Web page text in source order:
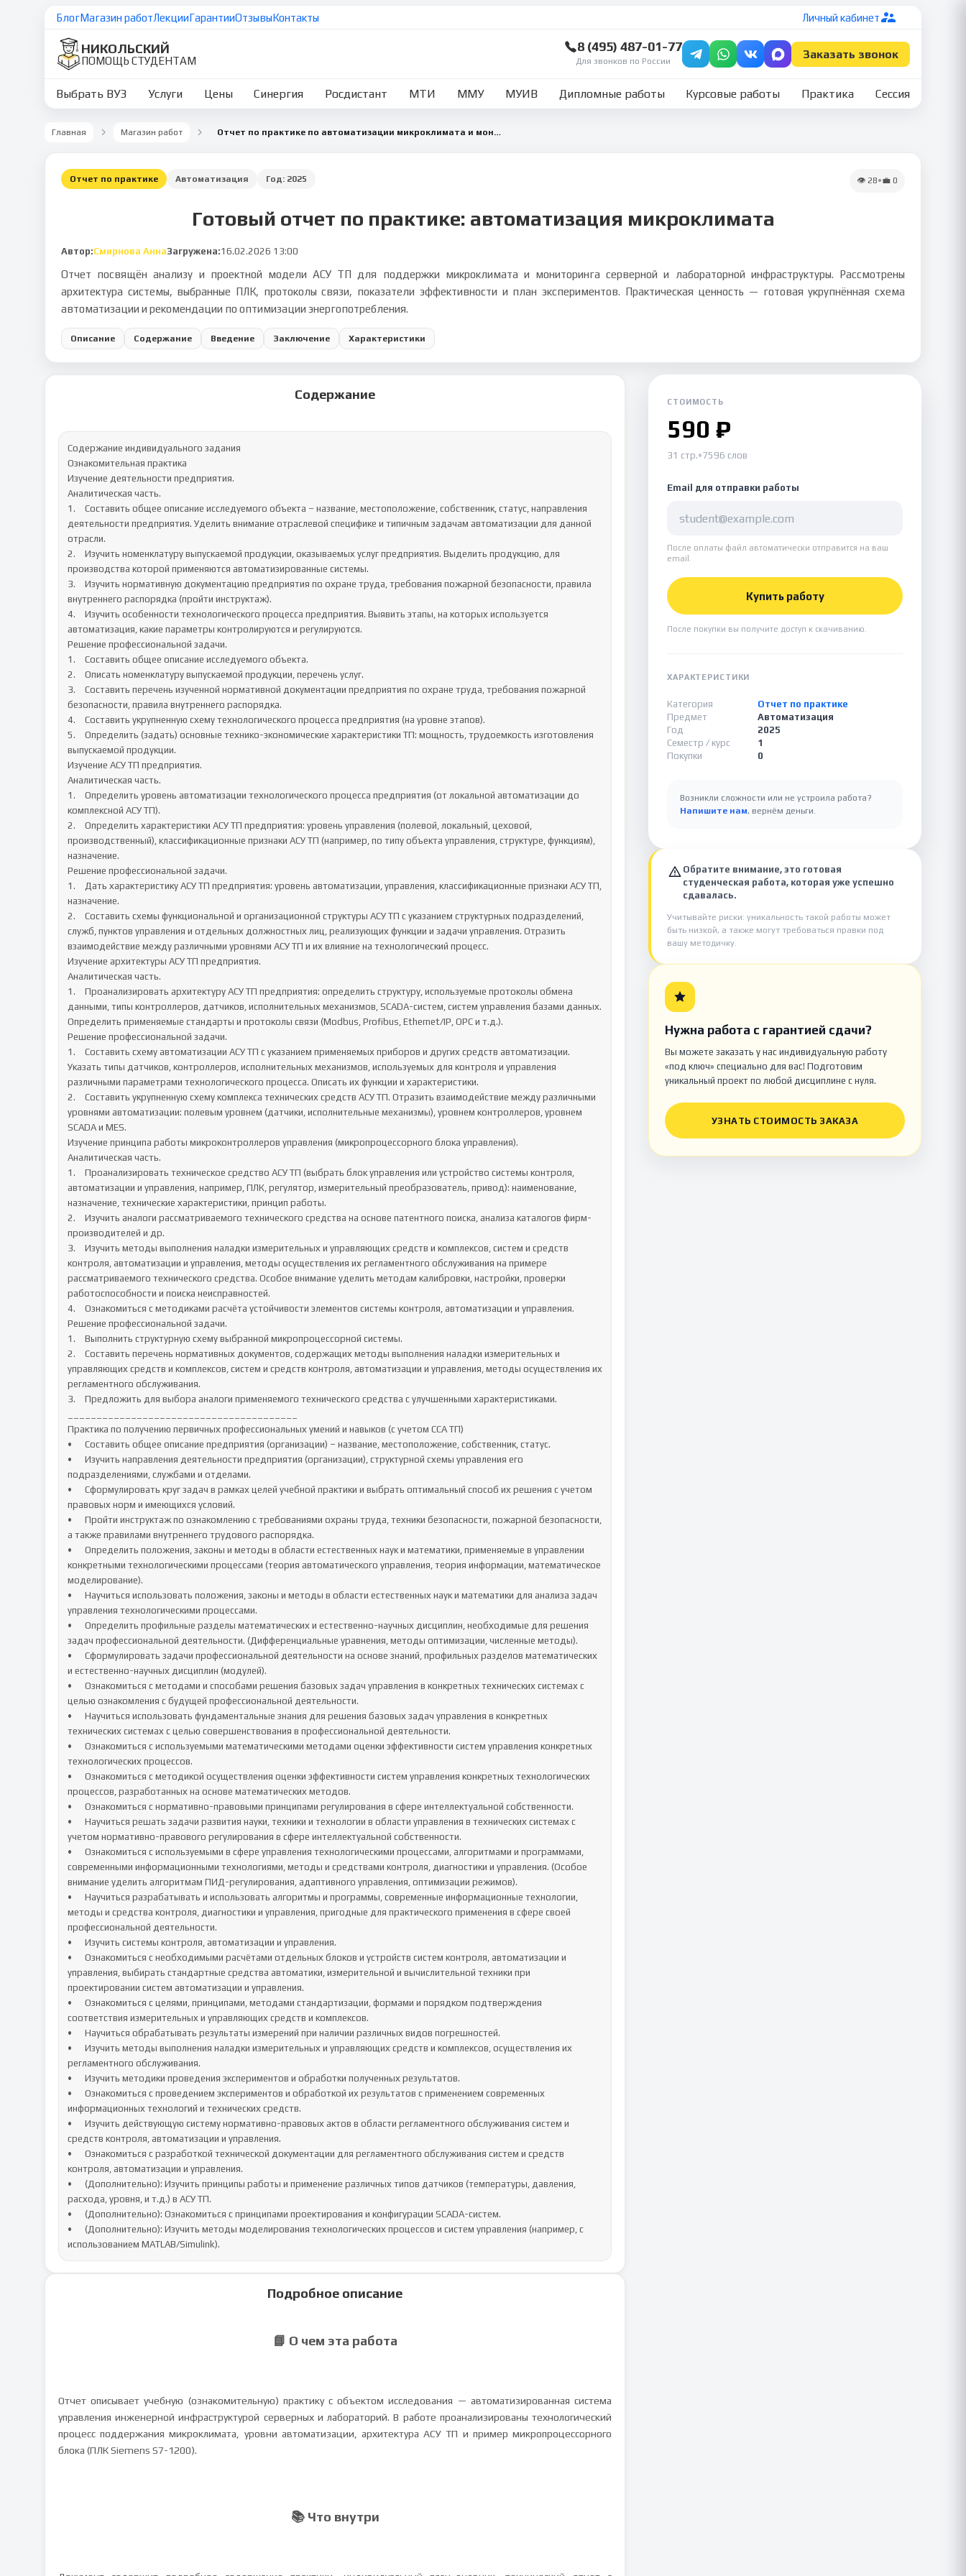
БлогМагазин работЛекцииГарантииОтзывыКонтакты Личный кабинет
НИКОЛЬСКИЙ
ПОМОЩЬ СТУДЕНТАМ
8 (495) 487-01-77
Для звонков по России
Заказать звонок
Выбрать ВУЗ Услуги Цены Синергия Росдистант МТИ ММУ МУИВ Дипломные работы Курсовые работы Практика Сессия
Главная Магазин работ Отчет по практике по автоматизации микроклимата и мониторингу серверной инфраструктуры
Отчет по практике Автоматизация Год: 2025 👁 28•💼 0
Готовый отчет по практике: автоматизация микроклимата
Автор:Смирнова АннаЗагружена:16.02.2026 13:00
Отчет посвящён анализу и проектной модели АСУ ТП для поддержки микроклимата и мониторинга серверной и лабораторной инфраструктуры. Рассмотрены
архитектура системы, выбранные ПЛК, протоколы связи, показатели эффективности и план экспериментов. Практическая ценность — готовая укрупнённая схема
автоматизации и рекомендации по оптимизации энергопотребления.
Описание Содержание Введение Заключение Характеристики
Содержание
Содержание индивидуального задания
Ознакомительная практика
Изучение деятельности предприятия.
Аналитическая часть.
1.	Составить общее описание исследуемого объекта – название, местоположение, собственник, статус, направления
деятельности предприятия. Уделить внимание отраслевой специфике и типичным задачам автоматизации для данной
отрасли.
2.	Изучить номенклатуру выпускаемой продукции, оказываемых услуг предприятия. Выделить продукцию, для
производства которой применяются автоматизированные системы.
3.	Изучить нормативную документацию предприятия по охране труда, требования пожарной безопасности, правила
внутреннего распорядка (пройти инструктаж).
4.	Изучить особенности технологического процесса предприятия. Выявить этапы, на которых используется
автоматизация, какие параметры контролируются и регулируются.
Решение профессиональной задачи.
1.	Составить общее описание исследуемого объекта.
2.	Описать номенклатуру выпускаемой продукции, перечень услуг.
3.	Составить перечень изученной нормативной документации предприятия по охране труда, требования пожарной
безопасности, правила внутреннего распорядка.
4.	Составить укрупненную схему технологического процесса предприятия (на уровне этапов).
5.	Определить (задать) основные технико-экономические характеристики ТП: мощность, трудоемкость изготовления
выпускаемой продукции.
Изучение АСУ ТП предприятия.
Аналитическая часть.
1.	Определить уровень автоматизации технологического процесса предприятия (от локальной автоматизации до
комплексной АСУ ТП).
2.	Определить характеристики АСУ ТП предприятия: уровень управления (полевой, локальный, цеховой,
производственный), классификационные признаки АСУ ТП (например, по типу объекта управления, структуре, функциям),
назначение.
Решение профессиональной задачи.
1.	Дать характеристику АСУ ТП предприятия: уровень автоматизации, управления, классификационные признаки АСУ ТП,
назначение.
2.	Составить схемы функциональной и организационной структуры АСУ ТП с указанием структурных подразделений,
служб, пунктов управления и отдельных должностных лиц, реализующих функции и задачи управления. Отразить
взаимодействие между различными уровнями АСУ ТП и их влияние на технологический процесс.
Изучение архитектуры АСУ ТП предприятия.
Аналитическая часть.
1.	Проанализировать архитектуру АСУ ТП предприятия: определить структуру, используемые протоколы обмена
данными, типы контроллеров, датчиков, исполнительных механизмов, SCADA-систем, систем управления базами данных.
Определить применяемые стандарты и протоколы связи (Modbus, Profibus, Ethernet/IP, OPC и т.д.).
Решение профессиональной задачи.
1.	Составить схему автоматизации АСУ ТП с указанием применяемых приборов и других средств автоматизации.
Указать типы датчиков, контроллеров, исполнительных механизмов, используемых для контроля и управления
различными параметрами технологического процесса. Описать их функции и характеристики.
2.	Составить укрупненную схему комплекса технических средств АСУ ТП. Отразить взаимодействие между различными
уровнями автоматизации: полевым уровнем (датчики, исполнительные механизмы), уровнем контроллеров, уровнем
SCADA и MES.
Изучение принципа работы микроконтроллеров управления (микропроцессорного блока управления).
Аналитическая часть.
1.	Проанализировать техническое средство АСУ ТП (выбрать блок управления или устройство системы контроля,
автоматизации и управления, например, ПЛК, регулятор, измерительный преобразователь, привод): наименование,
назначение, технические характеристики, принцип работы.
2.	Изучить аналоги рассматриваемого технического средства на основе патентного поиска, анализа каталогов фирм-
производителей и др.
3.	Изучить методы выполнения наладки измерительных и управляющих средств и комплексов, систем и средств
контроля, автоматизации и управления, методы осуществления их регламентного обслуживания на примере
рассматриваемого технического средства. Особое внимание уделить методам калибровки, настройки, проверки
работоспособности и поиска неисправностей.
4.	Ознакомиться с методиками расчёта устойчивости элементов системы контроля, автоматизации и управления.
Решение профессиональной задачи.
1.	Выполнить структурную схему выбранной микропроцессорной системы.
2.	Составить перечень нормативных документов, содержащих методы выполнения наладки измерительных и
управляющих средств и комплексов, систем и средств контроля, автоматизации и управления, методы осуществления их
регламентного обслуживания.
3.	Предложить для выбора аналоги применяемого технического средства с улучшенными характеристиками.
Практика по получению первичных профессиональных умений и навыков (с учетом ССА ТП)
•	Составить общее описание предприятия (организации) – название, местоположение, собственник, статус.
•	Изучить направления деятельности предприятия (организации), структурной схемы управления его
подразделениями, службами и отделами.
•	Сформулировать круг задач в рамках целей учебной практики и выбрать оптимальный способ их решения с учетом
правовых норм и имеющихся условий.
•	Пройти инструктаж по ознакомлению с требованиями охраны труда, техники безопасности, пожарной безопасности,
а также правилами внутреннего трудового распорядка.
•	Определить положения, законы и методы в области естественных наук и математики, применяемые в управлении
конкретными технологическими процессами (теория автоматического управления, теория информации, математическое
моделирование).
•	Научиться использовать положения, законы и методы в области естественных наук и математики для анализа задач
управления технологическими процессами.
•	Определить профильные разделы математических и естественно-научных дисциплин, необходимые для решения
задач профессиональной деятельности. (Дифференциальные уравнения, методы оптимизации, численные методы).
•	Сформулировать задачи профессиональной деятельности на основе знаний, профильных разделов математических
и естественно-научных дисциплин (модулей).
•	Ознакомиться с методами и способами решения базовых задач управления в конкретных технических системах с
целью ознакомления с будущей профессиональной деятельности.
•	Научиться использовать фундаментальные знания для решения базовых задач управления в конкретных
технических системах с целью совершенствования в профессиональной деятельности.
•	Ознакомиться с используемыми математическими методами оценки эффективности систем управления конкретных
технологических процессов.
•	Ознакомиться с методикой осуществления оценки эффективности систем управления конкретных технологических
процессов, разработанных на основе математических методов.
•	Ознакомиться с нормативно-правовыми принципами регулирования в сфере интеллектуальной собственности.
•	Научиться решать задачи развития науки, техники и технологии в области управления в технических системах с
учетом нормативно-правового регулирования в сфере интеллектуальной собственности.
•	Ознакомиться с используемыми в сфере управления технологическими процессами, алгоритмами и программами,
современными информационными технологиями, методы и средствами контроля, диагностики и управления. (Особое
внимание уделить алгоритмам ПИД-регулирования, адаптивного управления, оптимизации режимов).
•	Научиться разрабатывать и использовать алгоритмы и программы, современные информационные технологии,
методы и средства контроля, диагностики и управления, пригодные для практического применения в сфере своей
профессиональной деятельности.
•	Изучить системы контроля, автоматизации и управления.
•	Ознакомиться с необходимыми расчётами отдельных блоков и устройств систем контроля, автоматизации и
управления, выбирать стандартные средства автоматики, измерительной и вычислительной техники при
проектировании систем автоматизации и управления.
•	Ознакомиться с целями, принципами, методами стандартизации, формами и порядком подтверждения
соответствия измерительных и управляющих средств и комплексов.
•	Научиться обрабатывать результаты измерений при наличии различных видов погрешностей.
•	Изучить методы выполнения наладки измерительных и управляющих средств и комплексов, осуществления их
регламентного обслуживания.
•	Изучить методики проведения экспериментов и обработки полученных результатов.
•	Ознакомиться с проведением экспериментов и обработкой их результатов с применением современных
информационных технологий и технических средств.
•	Изучить действующую систему нормативно-правовых актов в области регламентного обслуживания систем и
средств контроля, автоматизации и управления.
•	Ознакомиться с разработкой технической документации для регламентного обслуживания систем и средств
контроля, автоматизации и управления.
•	(Дополнительно): Изучить принципы работы и применение различных типов датчиков (температуры, давления,
расхода, уровня, и т.д.) в АСУ ТП.
•	(Дополнительно): Ознакомиться с принципами проектирования и конфигурации SCADA-систем.
•	(Дополнительно): Изучить методы моделирования технологических процессов и систем управления (например, с
использованием MATLAB/Simulink).
Подробное описание
📘 О чем эта работа
Отчет описывает учебную (ознакомительную) практику с объектом исследования — автоматизированная система
управления инженерной инфраструктурой серверных и лабораторий. В работе проанализированы технологический
процесс поддержания микроклимата, уровни автоматизации, архитектура АСУ ТП и пример микропроцессорного
блока (ПЛК Siemens S7-1200).
📚 Что внутри
СТОИМОСТЬ
590 ₽
31 стр.•7596 слов
Email для отправки работы
После оплаты файл автоматически отправится на ваш
email.
Купить работу
После покупки вы получите доступ к скачиванию.
ХАРАКТЕРИСТИКИ
Категория
Отчет по практике
Предмет
Автоматизация
Год
2025
Семестр / курс
1
Покупки
0
Возникли сложности или не устроила работа?
Напишите нам, вернём деньги.
Обратите внимание, это готовая
студенческая работа, которая уже успешно
сдавалась.
Учитывайте риски: уникальность такой работы может
быть низкой, а также могут требоваться правки под
вашу методичку.
Нужна работа с гарантией сдачи?
Вы можете заказать у нас индивидуальную работу
«под ключ» специально для вас! Подготовим
уникальный проект по любой дисциплине с нуля.
УЗНАТЬ СТОИМОСТЬ ЗАКАЗА